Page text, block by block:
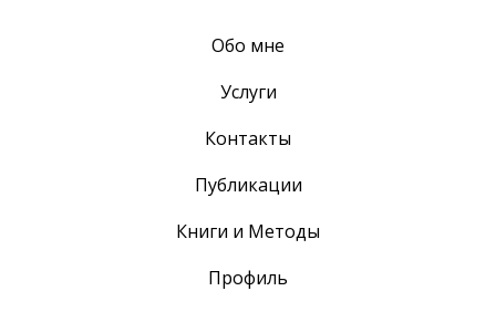
Обо мне
Услуги
Контакты
Публикации
Книги и Методы
Профиль